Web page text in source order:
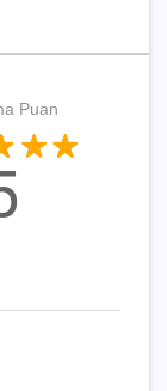
Puan